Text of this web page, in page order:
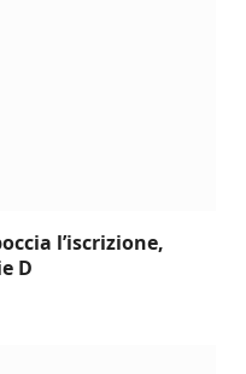
l’iscrizione,
D